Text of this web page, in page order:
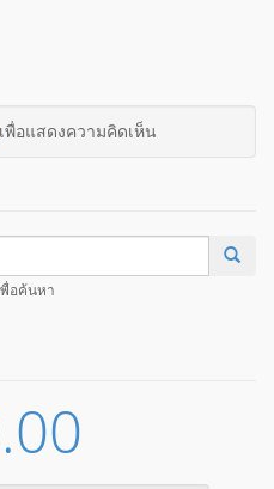
อแสดงความคิดเห็น
อค้นหา